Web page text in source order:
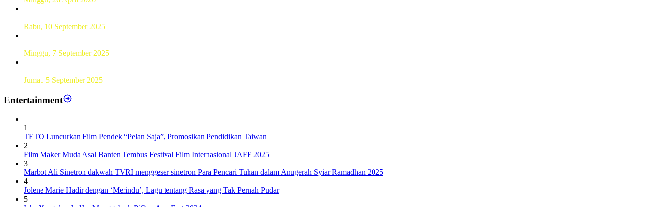
Rabu, 10 September 2025
Minggu, 7 September 2025
Jumat, 5 September 2025
Entertainment
1
TETO Luncurkan Film Pendek “Pelan Saja”, Promosikan Pendidikan Taiwan
2
Film Maker Muda Asal Banten Tembus Festival Film Internasional JAFF 2025
3
Marbot Ali Sinetron dakwah TVRI menggeser sinetron Para Pencari Tuhan dalam Anugerah Syiar Ramadhan 2025
4
Jolene Marie Hadir dengan ‘Merindu’, Lagu tentang Rasa yang Tak Pernah Pudar
5